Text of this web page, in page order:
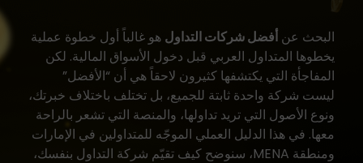
البحث عن أفضل شركات التداول هو غالباً أول خطوة عملية
يخطوها المتداول العربي قبل دخول الأسواق المالية. لكن
المفاجأة التي يكتشفها كثيرون لاحقاً هي أن “الأفضل”
ليست شركة واحدة ثابتة للجميع، بل تختلف باختلاف خبرتك،
ونوع الأصول التي تريد تداولها، والمنصة التي تشعر بالراحة
معها. في هذا الدليل العملي الموجّه للمتداولين في الإمارات
ومنطقة MENA، سنوضح كيف تقيّم شركة التداول بنفسك،